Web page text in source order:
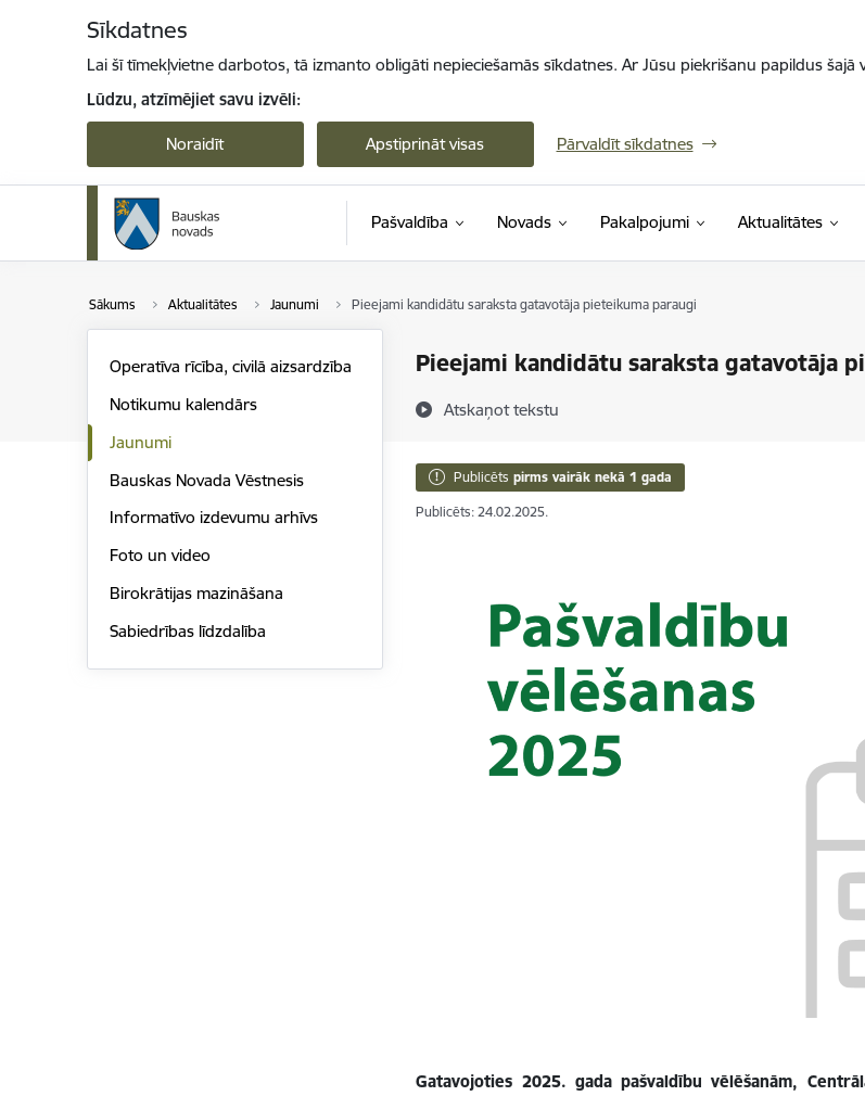
Sīkdatnes
Lai šī tīmekļvietne darbotos, tā izmanto obligāti nepieciešamās sīkdatnes. Ar Jūsu piekrišanu papildus
Lūdzu, atzīmējiet savu izvēli:
Noraidīt Apstiprināt visas Pārvaldīt sīkdatnes
Pašvaldība Novads Pakalpojumi Aktualitātes
Sākums Aktualitātes Jaunumi Pieejami kandidātu saraksta gatavotāja pieteikuma paraugi
Pieejami kandidātu saraksta gatavotāja
Atskaņot tekstu
Operatīva rīcība, civilā aizsardzība
Notikumu kalendārs
Jaunumi
Bauskas Novada Vēstnesis
Informatīvo izdevumu arhīvs
Foto un video
Birokrātijas mazināšana
Sabiedrības līdzdalība
Publicēts pirms vairāk nekā 1 gada
Publicēts: 24.02.2025.
Gatavojoties 2025. gada pašvaldību vēlēšanām,